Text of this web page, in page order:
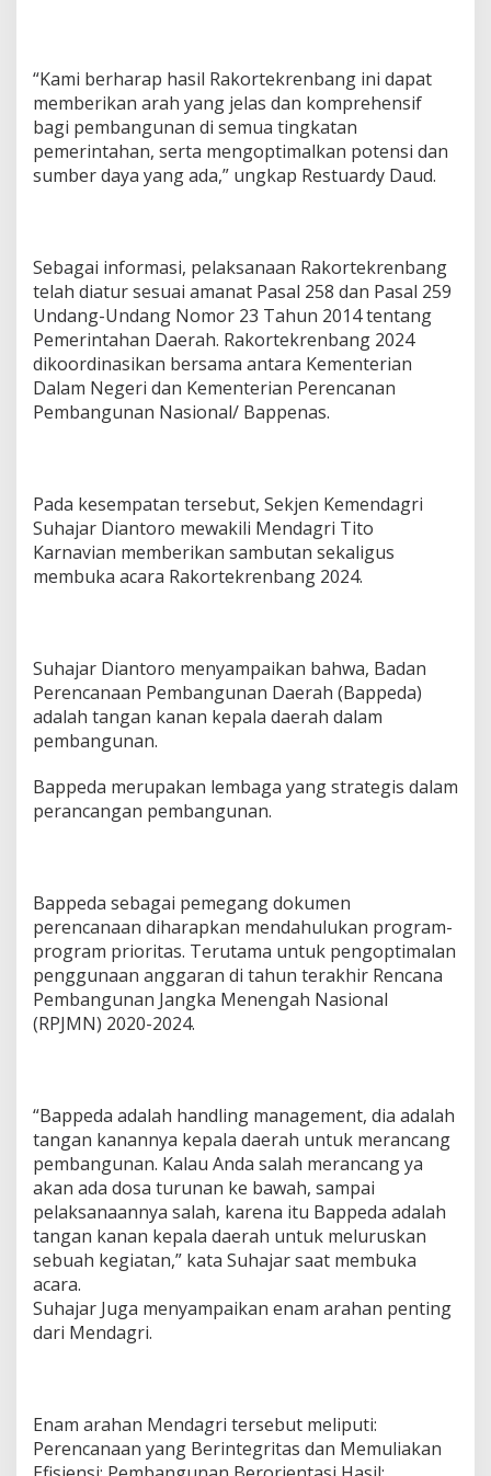
“Kami berharap hasil Rakortekrenbang ini dapat
memberikan arah yang jelas dan komprehensif
bagi pembangunan di semua tingkatan
pemerintahan, serta mengoptimalkan potensi dan
sumber daya yang ada,” ungkap Restuardy Daud.
Sebagai informasi, pelaksanaan Rakortekrenbang
telah diatur sesuai amanat Pasal 258 dan Pasal 259
Undang-Undang Nomor 23 Tahun 2014 tentang
Pemerintahan Daerah. Rakortekrenbang 2024
dikoordinasikan bersama antara Kementerian
Dalam Negeri dan Kementerian Perencanan
Pembangunan Nasional/ Bappenas.
Pada kesempatan tersebut, Sekjen Kemendagri
Suhajar Diantoro mewakili Mendagri Tito
Karnavian memberikan sambutan sekaligus
membuka acara Rakortekrenbang 2024.
Suhajar Diantoro menyampaikan bahwa, Badan
Perencanaan Pembangunan Daerah (Bappeda)
adalah tangan kanan kepala daerah dalam
pembangunan.
Bappeda merupakan lembaga yang strategis dalam
perancangan pembangunan.
Bappeda sebagai pemegang dokumen
perencanaan diharapkan mendahulukan program-
program prioritas. Terutama untuk pengoptimalan
penggunaan anggaran di tahun terakhir Rencana
Pembangunan Jangka Menengah Nasional
(RPJMN) 2020-2024.
“Bappeda adalah handling management, dia adalah
tangan kanannya kepala daerah untuk merancang
pembangunan. Kalau Anda salah merancang ya
akan ada dosa turunan ke bawah, sampai
pelaksanaannya salah, karena itu Bappeda adalah
tangan kanan kepala daerah untuk meluruskan
sebuah kegiatan,” kata Suhajar saat membuka
acara.
Suhajar Juga menyampaikan enam arahan penting
dari Mendagri.
Enam arahan Mendagri tersebut meliputi:
Perencanaan yang Berintegritas dan Memuliakan